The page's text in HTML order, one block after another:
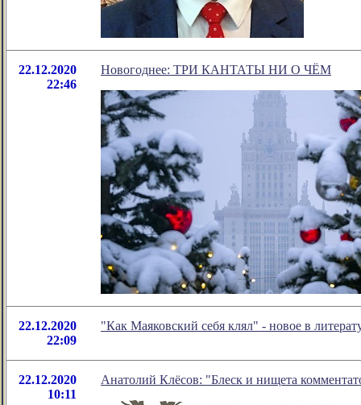
22.12.2020
22:46
Новогоднее: ТРИ КАНТАТЫ НИ О ЧЁМ
22.12.2020
22:09
"Как Маяковский себя клял" - новое в
22.12.2020
10:11
Анатолий Клёсов: "Блеск и нищета